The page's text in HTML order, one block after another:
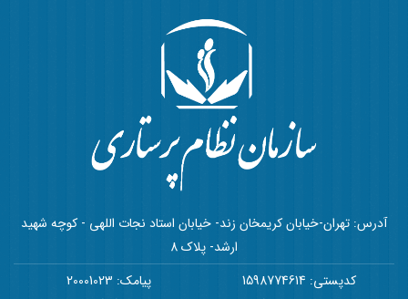
آدرس: تهران-خیابان کریمخان زند- خیابان استاد نجات اللهی - کوچه شهید
ارشد- پلاک 8
کدپستی: 1598774614
پیامک: 20001023